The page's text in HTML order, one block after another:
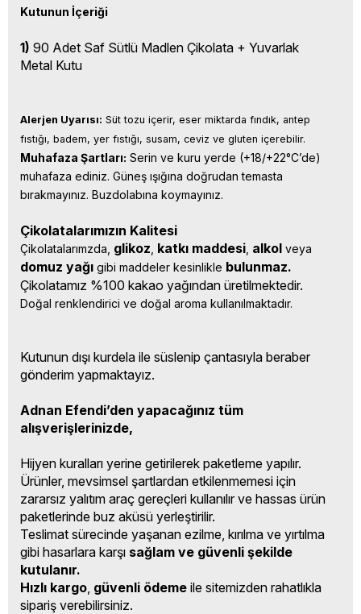
Kutunun İçeriği
1) 90 Adet Saf Sütlü Madlen Çikolata + Yuvarlak
Metal Kutu
Alerjen Uyarısı: Süt tozu içerir, eser miktarda fındık, antep
fıstığı, badem, yer fıstığı, susam, ceviz ve gluten içerebilir.
Muhafaza Şartları: Serin ve kuru yerde (+18/+22°C’de)
muhafaza ediniz. Güneş ışığına doğrudan temasta
bırakmayınız. Buzdolabına koymayınız.
Çikolatalarımızın Kalitesi
Çikolatalarımzda, glikoz katkı maddesi alkol
domuz yağı gibi maddeler kesinlikle bulunmaz.
Çikolatamız %100 kakao yağından üretilmektedir.
Doğal renklendirici ve doğal aroma kullanılmaktadır.
Kutunun dışı kurdela ile süslenip çantasıyla beraber
gönderim yapmaktayız.
Adnan Efendi’den yapacağınız tüm
alışverişlerinizde,
Hijyen kuralları yerine getirilerek paketleme yapılır.
Ürünler, mevsimsel şartlardan etkilenmemesi için
zararsız yalıtım araç gereçleri kullanılır ve hassas ürün
paketlerinde buz aküsü yerleştirilir.
Teslimat sürecinde yaşanan ezilme, kırılma ve yırtılma
gibi hasarlara karşı sağlam ve güvenli şekilde
kutulanır.
Hızlı kargo, güvenli ödeme ile sitemizden rahatlıkla
sipariş verebilirsiniz.